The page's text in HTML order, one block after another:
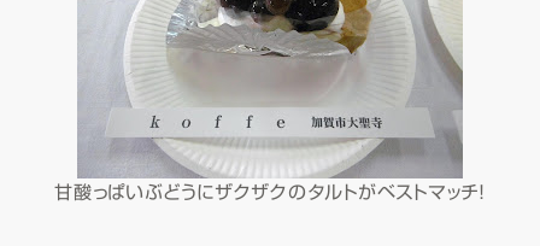
甘酸っぱいぶどうにザクザクのタルトがベストマッチ！